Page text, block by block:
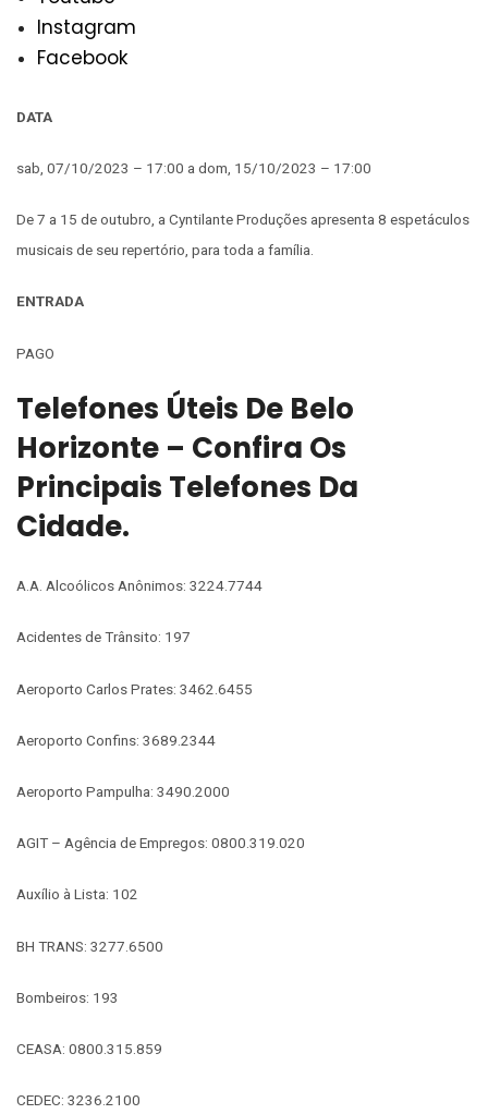
Instagram
Facebook
DATA
sab, 07/10/2023 – 17:00 a dom, 15/10/2023 – 17:00
De 7 a 15 de outubro, a Cyntilante Produções apresenta 8 espetáculos
musicais de seu repertório, para toda a família.
ENTRADA
PAGO
Telefones Úteis De Belo
Horizonte – Confira Os
Principais Telefones Da
Cidade.
A.A. Alcoólicos Anônimos: 3224.7744
Acidentes de Trânsito: 197
Aeroporto Carlos Prates: 3462.6455
Aeroporto Confins: 3689.2344
Aeroporto Pampulha: 3490.2000
AGIT – Agência de Empregos: 0800.319.020
Auxílio à Lista: 102
BH TRANS: 3277.6500
Bombeiros: 193
CEASA: 0800.315.859
CEDEC: 3236.2100